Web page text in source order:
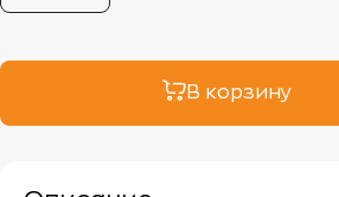
В корзину